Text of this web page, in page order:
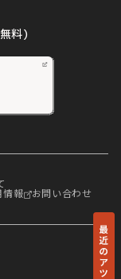
料)
情報 お問い合わせ